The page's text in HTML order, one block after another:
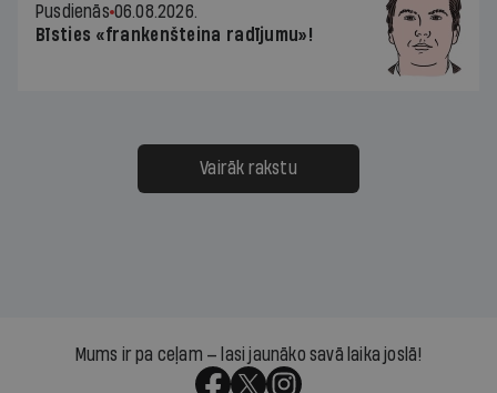
Pusdienās 06.08.2026.
Bīsties «frankenšteina radījumu»!
Vairāk rakstu
Mums ir pa ceļam — lasi jaunāko savā laika joslā!